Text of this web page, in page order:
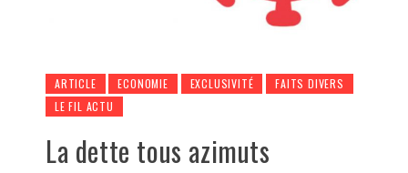
ARTICLE ECONOMIE EXCLUSIVITÉ
FAITS DIVERS
LE FIL ACTU
La dette tous azimuts